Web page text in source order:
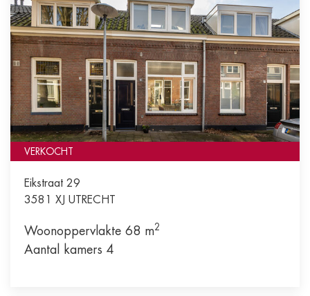
VERKOCHT
Eikstraat 29
3581 XJ
UTRECHT
Woonoppervlakte 68 m2
Aantal kamers 4